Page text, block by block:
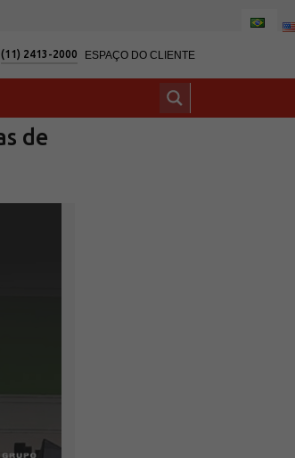
(11) 2413-2000 ESPAÇO DO CLIENTE
de